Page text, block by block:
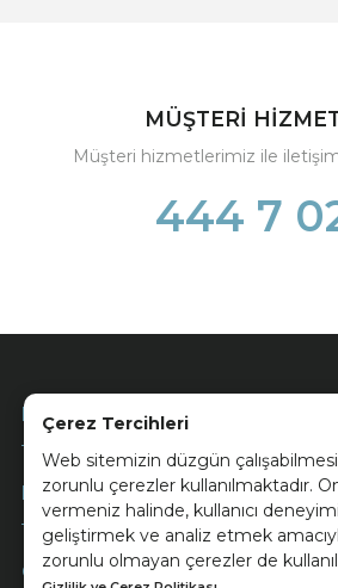
Çerez Tercihleri
Web sitemizin düzgün
zorunlu çerezler kullanılmaktadır.
vermeniz halinde, kullanıcı
geliştirmek ve analiz etmek
zorunlu olmayan çerezler de
MÜŞTERİ
Müşteri hizmetlerimiz ile
444 7
Kurumsal
Müşteri Hizmetleri
Ödeme